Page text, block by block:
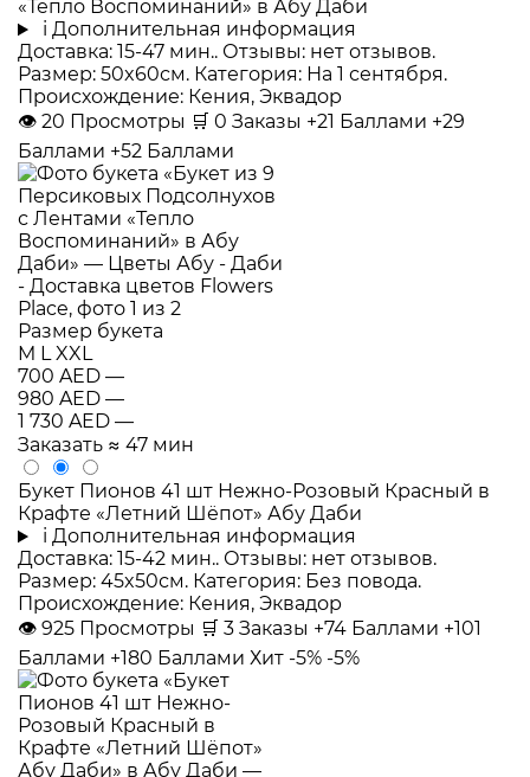
«Тепло Воспоминаний» в Абу Даби
i Дополнительная информация
Доставка: 15-47 мин.. Отзывы: нет отзывов.
Размер: 50x60см. Категория: На 1 сентября.
Происхождение: Кения, Эквадор
👁 20 Просмотры 🛒 0 Заказы +21 Баллами +29
Баллами +52 Баллами
Размер букета
M LXXL
700 AED —
980 AED —
1 730 AED —
Заказать ≈ 47 мин
Букет Пионов 41 шт Нежно-Розовый Красный в
Крафте «Летний Шёпот» Абу Даби
i Дополнительная информация
Доставка: 15-42 мин.. Отзывы: нет отзывов.
Размер: 45x50см. Категория: Без повода.
Происхождение: Кения, Эквадор
👁 925 Просмотры 🛒 3 Заказы +74 Баллами +101
Баллами +180 Баллами Хит -5% -5%